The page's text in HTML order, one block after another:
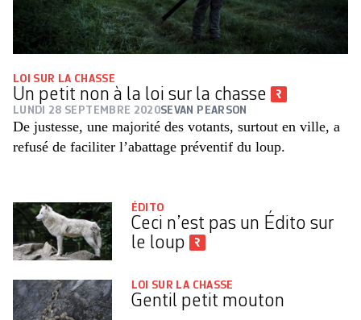
LOI SUR LA CHASSE
Un petit non à la loi sur la chasse
LUNDI 28 SEPTEMBRE 2020SEVAN PEARSON
De justesse, une majorité des votants, surtout en ville, a
refusé de faciliter l’abattage préventif du loup.
ÉDITO
Ceci n’est pas un Édito sur
le loup
LOI SUR LA CHASSE
Gentil petit mouton